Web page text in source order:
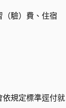
驗）費、住宿
依規定標準逕付就